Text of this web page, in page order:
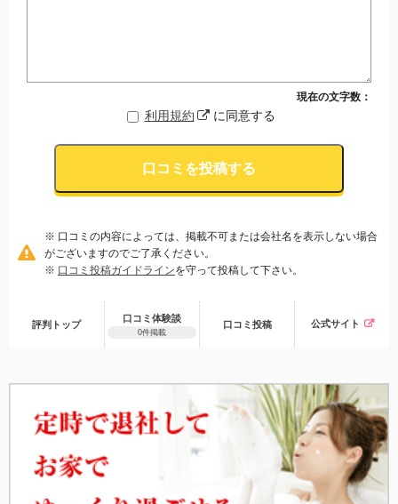
現在の文字数：
利用規約 に同意する
口コミを投稿する
※ 口コミの内容によっては、掲載不可または会社名を表示しない場合
がございますのでご了承ください。
※ 口コミ投稿ガイドラインを守って投稿して下さい。
評判トップ
口コミ体験談
0件掲載
口コミ 投稿 公式サイト